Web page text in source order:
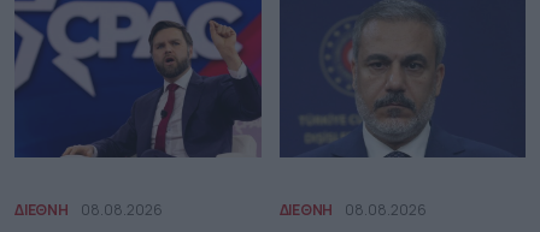
ΔΙΕΘΝΗ 08.08.2026 ΔΙΕΘΝΗ 08.08.2026